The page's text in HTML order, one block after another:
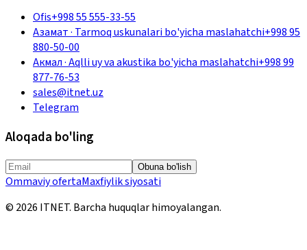
Ofis+998 55 555-33-55
Азамат· Tarmoq uskunalari bo'yicha maslahatchi+998 95
880-50-00
Акмал·Aqlli uy va akustika bo'yicha maslahatchi+998 99
877-76-53
sales@itnet.uz
Telegram
Aloqada bo'ling
Obuna bo'lish
Ommaviy ofertaMaxfiylik siyosati
© 2026 ITNET. Barcha huquqlar himoyalangan.